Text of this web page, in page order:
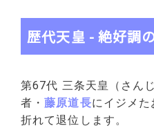
歴代天皇 - 絶好調
第67代 三条天皇（さん
者・藤原道長にイジメた
折れて退位します。